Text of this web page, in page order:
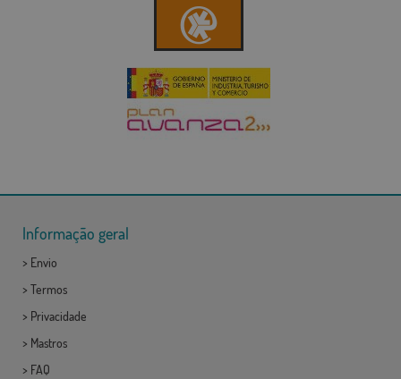
Informação geral
> Envio
> Termos
> Privacidade
> Mastros
> FAQ